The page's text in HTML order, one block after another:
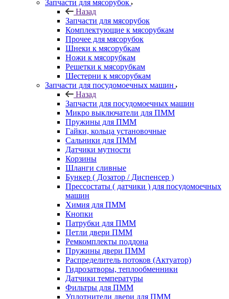
Запчасти для мясорубок
Назад
Запчасти для мясорубок
Комплектующие к мясорубкам
Прочее для мясорубок
Шнеки к мясорубкам
Ножи к мясорубкам
Решетки к мясорубкам
Шестерни к мясорубкам
Запчасти для посудомоечных машин
Назад
Запчасти для посудомоечных машин
Микро выключатели для ПММ
Пружины для ПММ
Гайки, кольца установочные
Сальники для ПММ
Датчики мутности
Корзины
Шланги сливные
Бункер ( Дозатор / Диспенсер )
Прессостаты ( датчики ) для посудомоечных
машин
Химия для ПММ
Кнопки
Патрубки для ПММ
Петли двери ПММ
Ремкомплекты поддона
Пружины двери ПММ
Распределитель потоков (Актуатор)
Гидрозатворы, теплообменники
Датчики температуры
Фильтры для ПММ
Уплотнители двери для ПММ